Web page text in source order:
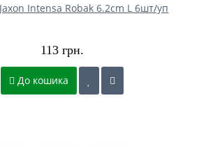
Intensa Robak 6.2cm L 6шт/уп
113 грн.
До кошика